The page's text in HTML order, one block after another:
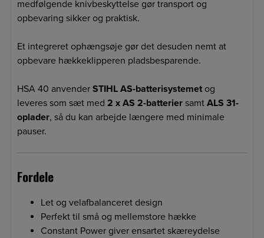
medfølgende knivbeskyttelse gør transport og
opbevaring sikker og praktisk.
Et integreret ophængsøje gør det desuden nemt at
opbevare hækkeklipperen pladsbesparende.
HSA 40 anvender STIHL AS-batterisystemetog
leveres som sæt med 2 x AS 2-batteriersamt ALS 31-
oplader, så du kan arbejde længere med minimale
pauser.
Fordele
Let og velafbalanceret design
Perfekt til små og mellemstore hække
Constant Power giver ensartet skæreydelse